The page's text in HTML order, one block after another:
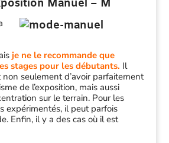
Manuel – M
je ne le recommande que
stages pour les débutants. Il
seulement d’avoir parfaitement
de l’exposition, mais aussi
sur le terrain. Pour les
expérimentés, il peut parfois
Enfin, il y a des cas où il est